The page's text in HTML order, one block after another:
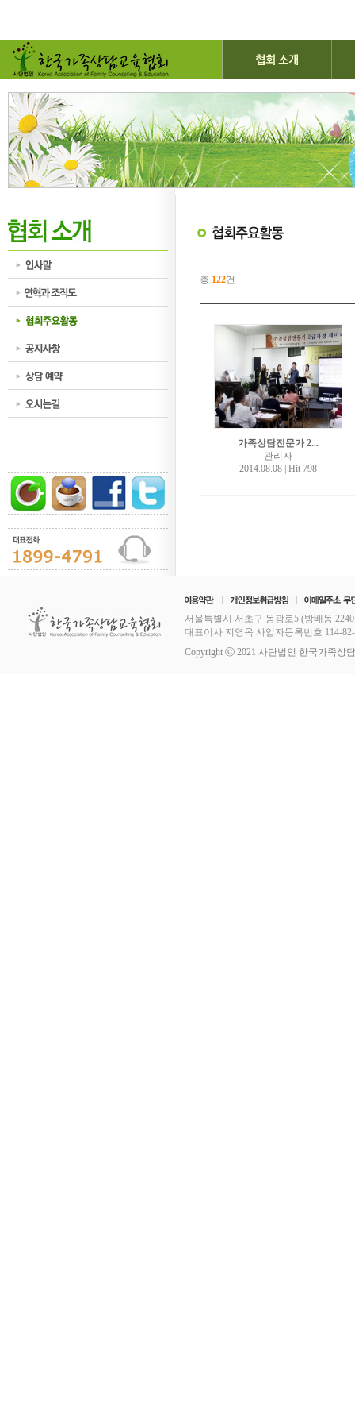
총 122건
가족상담전문가 2...
관리자
2014.08.08 Hit 798
서울특별시 서초구 동광로5 (방배동
대표이사 지영옥 사업자등록번호 114-
Copyright ⓒ 2021 사단법인 한국가족상